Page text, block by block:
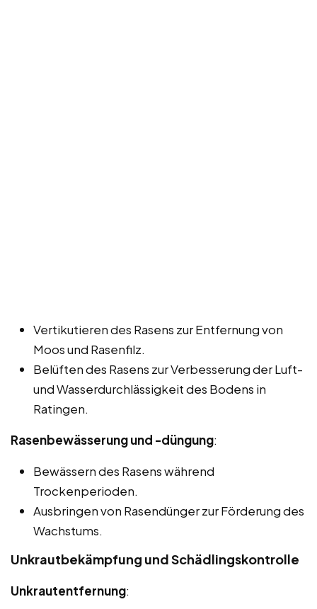
Vertikutieren des Rasens zur Entfernung von
Moos und Rasenfilz.
Belüften des Rasens zur Verbesserung der Luft-
und Wasserdurchlässigkeit des Bodens in
Ratingen.
Rasenbewässerung und -düngung:
Bewässern des Rasens während
Trockenperioden.
Ausbringen von Rasendünger zur Förderung des
Wachstums.
Unkrautbekämpfung und Schädlingskontrolle
Unkrautentfernung: